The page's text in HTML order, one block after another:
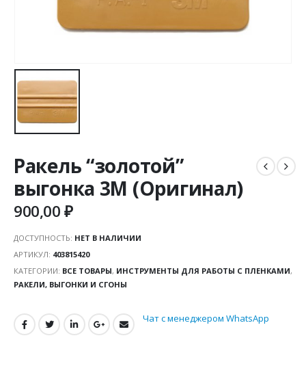
Ракель “золотой”
выгонка 3М (Оригинал)
900,00₽
ДОСТУПНОСТЬ: НЕТ В НАЛИЧИИ
АРТИКУЛ: 403815420
КАТЕГОРИИ: ВСЕ ТОВАРЫ, ИНСТРУМЕНТЫ ДЛЯ РАБОТЫ С ПЛЕНКАМИ,
РАКЕЛИ, ВЫГОНКИ И СГОНЫ
Чат с менеджером WhatsApp